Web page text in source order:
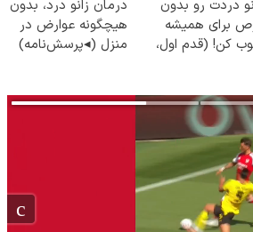
دردت رو بدون
برای همیشه
کن! (قدم اول،
درمان زانو درد، بدون
هیچگونه عوارض در
منزل (◂پرسش‌نامه)